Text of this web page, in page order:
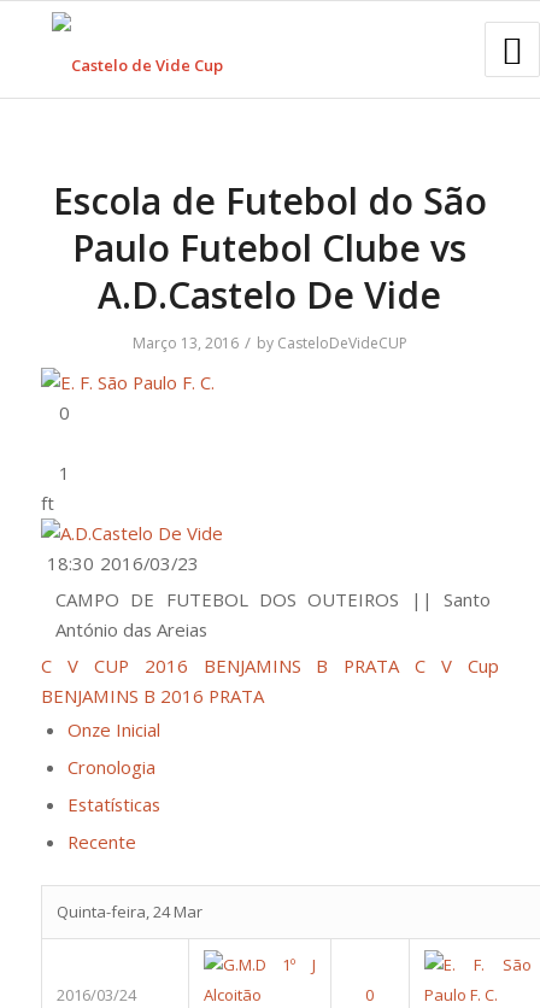
Escola de Futebol do São
Paulo Futebol Clube vs
A.D.Castelo De Vide
Março 13, 2016 / by CasteloDeVideCUP
ft
2016/03/23
18:30
CAMPO DE FUTEBOL DOS OUTEIROS || Santo
António das Areias
C V CUP 2016 BENJAMINS B PRATA
C V Cup
BENJAMINS B 2016 PRATA
Onze Inicial
Cronologia
Estatísticas
Recente
Quinta-feira, 24 Mar
2016/03/24